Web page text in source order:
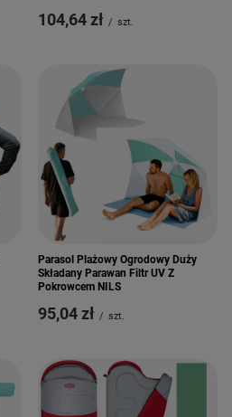
104,64 zł / szt.
Parasol Plażowy Ogrodowy Duży
Składany Parawan Filtr UV Z
Pokrowcem NILS
95,04 zł / szt.